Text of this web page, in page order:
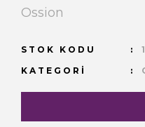
Ossion
STOK KODU
KATEGORI